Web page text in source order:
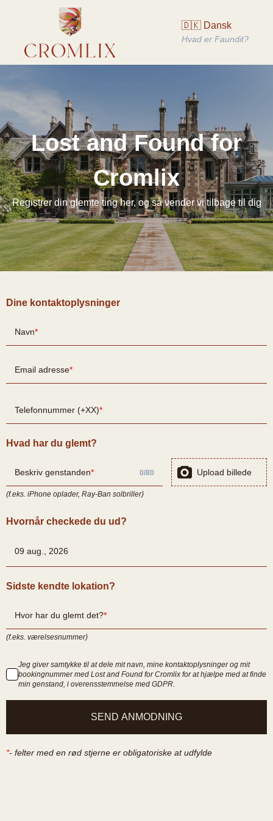
🇩🇰 Dansk
Hvad er Faundit?
Lost and Found for
Cromlix
Registrer din glemte ting her, og så vender vi tilbage til dig
Dine kontaktoplysninger
Navn
Email adresse
Telefonnummer (+XX)
Hvad har du glemt?
Beskriv genstanden 0/80 Upload billede
(f.eks. iPhone oplader, Ray-Ban solbriller)
Hvornår checkede du ud?
Sidste kendte lokation?
Hvor har du glemt det?
(f.eks. værelsesnummer)
Jeg giver samtykke til at dele mit navn, mine kontaktoplysninger og mit
bookingnummer med Lost and Found for Cromlix for at hjælpe med at finde
min genstand, i overensstemmelse med GDPR.
SEND ANMODNING
*- felter med en rød stjerne er obligatoriske at udfylde